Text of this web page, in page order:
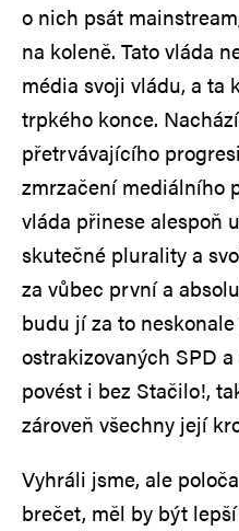
o nich psát
na koleně. Tato vláda
média svoji vládu, a ta
trpkého konce.
přetrvávajícího
zmrzačení mediálního
vláda přinese alespoň
skutečné plurality a
za vůbec první a
budu jí za to
ostrakizovaných SPD
povést i bez Stačilo!,
zároveň všechny její
Vyhráli jsme, ale
brečet, měl by být